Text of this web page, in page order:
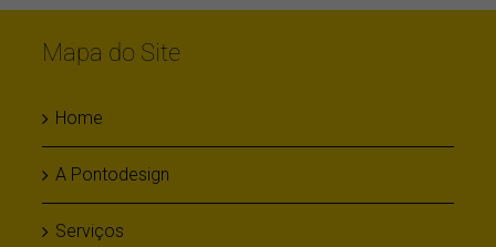
Mapa do Site
Home
A Pontodesign
Serviços